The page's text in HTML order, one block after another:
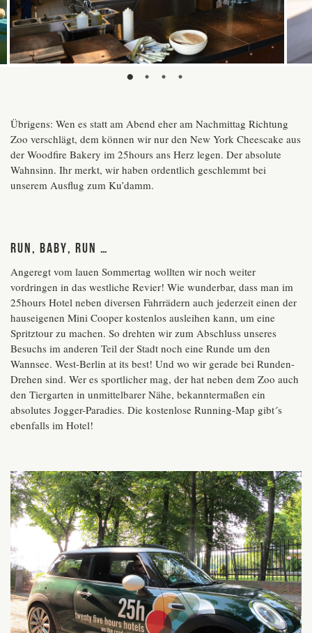
Übrigens: Wen es statt am Abend eher am Nachmittag Richtung
Zoo verschlägt, dem können wir nur den New York Cheescake aus
der Woodfire Bakery im 25hours ans Herz legen. Der absolute
Wahnsinn. Ihr merkt, wir haben ordentlich geschlemmt bei
unserem Ausflug zum Ku’damm.
Run, Baby, Run …
Angeregt vom lauen Sommertag wollten wir noch weiter
vordringen in das westliche Revier! Wie wunderbar, dass man im
25hours Hotel neben diversen Fahrrädern auch jederzeit einen der
hauseigenen Mini Cooper kostenlos ausleihen kann, um eine
Spritztour zu machen. So drehten wir zum Abschluss unseres
Besuchs im anderen Teil der Stadt noch eine Runde um den
Wannsee. West-Berlin at its best! Und wo wir gerade bei Runden-
Drehen sind. Wer es sportlicher mag, der hat neben dem Zoo auch
den Tiergarten in unmittelbarer Nähe, bekanntermaßen ein
absolutes Jogger-Paradies. Die kostenlose Running-Map gibt´s
ebenfalls im Hotel!